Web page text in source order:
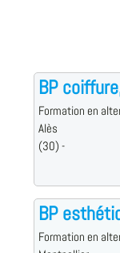
BP
Formation en
Alès
(30) -
BP
Formation en